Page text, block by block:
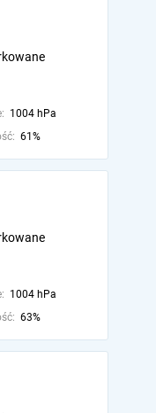
1004 hPa
61%
1004 hPa
63%